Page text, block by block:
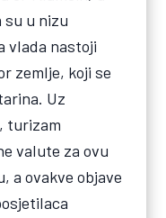
su u nizu
vlada nastoji
zemlje, koji se
Uz
turizam
valute za ovu
a ovakve objave